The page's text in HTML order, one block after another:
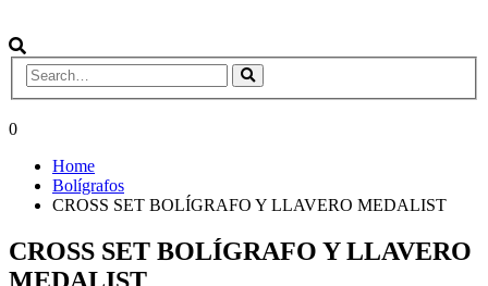
0
Home
Bolígrafos
CROSS SET BOLÍGRAFO Y LLAVERO MEDALIST
CROSS SET BOLÍGRAFO Y LLAVERO